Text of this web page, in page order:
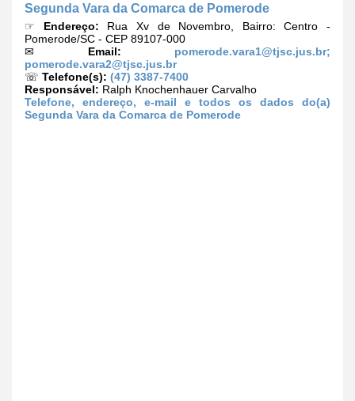
Segunda Vara da Comarca de Pomerode
☞ Endereço: Rua Xv de Novembro, Bairro: Centro -
Pomerode/SC - CEP 89107-000
✉ Email: pomerode.vara1@tjsc.jus.br;
pomerode.vara2@tjsc.jus.br
☏ Telefone(s): (47) 3387-7400
Responsável: Ralph Knochenhauer Carvalho
Telefone, endereço, e-mail e todos os dados do(a)
Segunda Vara da Comarca de Pomerode